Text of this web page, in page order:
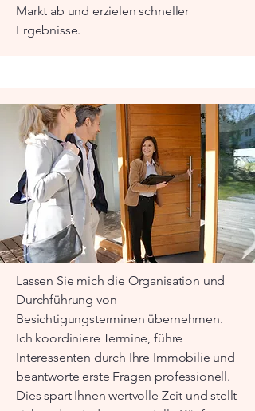
Markt ab und erzielen schneller
Ergebnisse.
Lassen Sie mich die Organisation und
Durchführung von
Besichtigungsterminen übernehmen.
Ich koordiniere Termine, führe
Interessenten durch Ihre Immobilie und
beantworte erste Fragen professionell.
Dies spart Ihnen wertvolle Zeit und stellt